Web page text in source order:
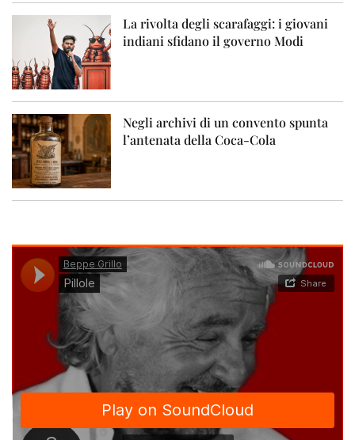
La rivolta degli scarafaggi: i giovani
indiani sfidano il governo Modi
Negli archivi di un convento spunta
l’antenata della Coca-Cola